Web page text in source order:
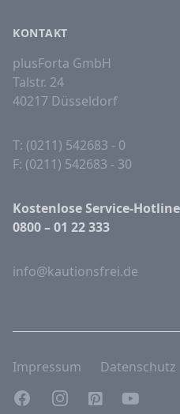
KONTAKT
plusForta GmbH
Talstr. 24
40217 Düsseldorf
T: (0211) 542683 - 0
F: (0211) 542683 - 30
Kostenlose Service-Hotline
0800 – 01 22 333
info@kautionsfrei.de
Impressum Datenschutz
FacebookInstagramPinterestYouTube